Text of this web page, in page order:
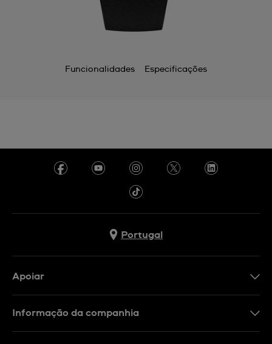
Funcionalidades Especificações
Portugal
Apoiar
Informação da companhia